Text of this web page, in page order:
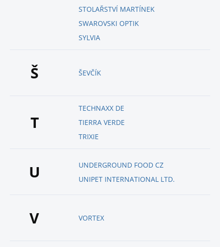
STOLAŘSTVÍ MARTÍNEK
SWAROVSKI OPTIK
SYLVIA
Š ŠEVČÍK
T
TECHNAXX DE
TIERRA VERDE
TRIXIE
U
UNDERGROUND FOOD CZ
UNIPET INTERNATIONAL LTD.
V VORTEX